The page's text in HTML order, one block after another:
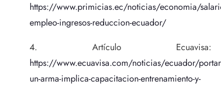
https://www.primicias.ec/noticias/economia/
empleo-ingresos-reduccion-ecuador/
Artículo Ecuavisa:
https://www.ecuavisa.com/noticias/ecuador/
un-arma-implica-capacitacion-entrenamiento-y-